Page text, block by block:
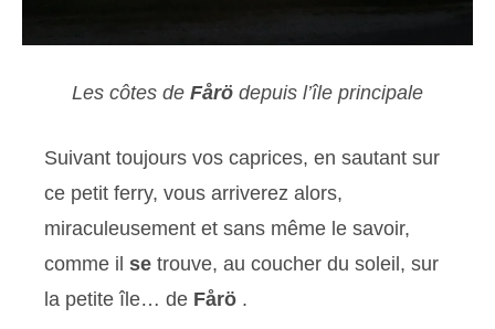
Les côtes de Fårö depuis l’île principale
Suivant toujours vos caprices, en sautant sur
ce petit ferry, vous arriverez alors,
miraculeusement et sans même le savoir,
comme il se trouve, au coucher du soleil, sur
la petite île… de Fårö .